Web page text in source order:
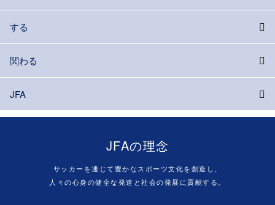
する
関わる
JFA
JFAの理念
サッカーを通じて豊かなスポーツ文化を創造し、
人々の心身の健全な発達と社会の発展に貢献する。